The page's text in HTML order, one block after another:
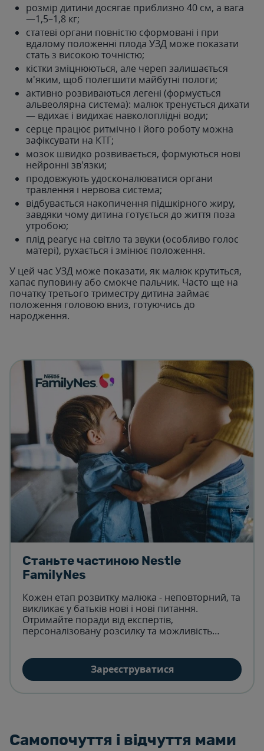
розмір дитини досягає приблизно 40 см, а вага
—1,5–1,8 кг;
статеві органи повністю сформовані і при
вдалому положенні плода УЗД може показати
стать з високою точністю;
кістки зміцнюються, але череп залишається
м'яким, щоб полегшити майбутні пологи;
активно розвиваються легені (формується
альвеолярна система): малюк тренується дихати
— вдихає і видихає навколоплідні води;
серце працює ритмічно і його роботу можна
зафіксувати на КТГ;
мозок швидко розвивається, формуються нові
нейронні зв'язки;
продовжують удосконалюватися органи
травлення і нервова система;
відбувається накопичення підшкірного жиру,
завдяки чому дитина готується до життя поза
утробою;
плід реагує на світло та звуки (особливо голос
матері), рухається і змінює положення.
У цей час УЗД може показати, як малюк крутиться,
хапає пуповину або смокче пальчик. Часто ще на
початку третього триместру дитина займає
положення головою вниз, готуючись до
народження.
Станьте частиною Nestle
FamilyNes
Кожен етап розвитку малюка - неповторний, та
викликає у батьків нові і нові питання.
Отримайте поради від експертів,
персоналізовану розсилку та можливість
Зареєструватися
Самопочуття і відчуття мами